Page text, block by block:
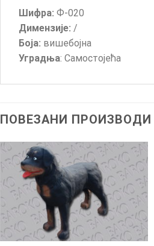
Шифра: Ф-020
Димензије: /
Боја: вишебојна
Уградња: Самостојећа
ПОВЕЗАНИ ПРОИЗВОДИ